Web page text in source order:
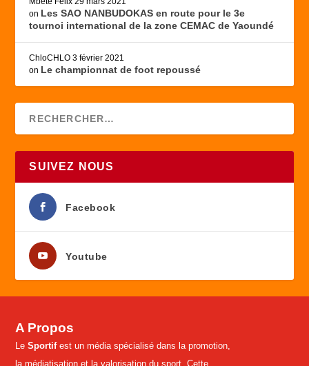
on Les SAO NANBUDOKAS en route pour le 3e
tournoi international de la zone CEMAC de Yaoundé
ChloCHLO 3 février 2021
on Le championnat de foot repoussé
SUIVEZ NOUS
Facebook
Youtube
A Propos
LeSportifest un média spécialisé dans la promotion,
la médiatisation et la valorisation du sport. Cette